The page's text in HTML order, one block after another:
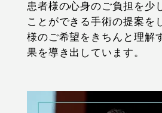
患者様の心身のご負担を少
ことができる手術の提案を
様のご希望をきちんと理解
果を導き出しています。